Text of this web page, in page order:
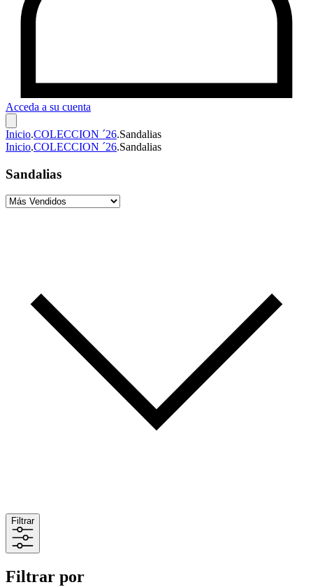
Acceda a su cuenta
Inicio.COLECCION ´26.Sandalias
Inicio.COLECCION ´26.Sandalias
Sandalias
Filtrar
Filtrar por